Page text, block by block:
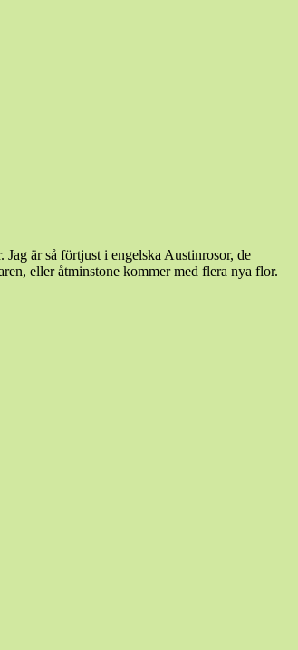
är så förtjust i engelska Austinrosor, de
eller åtminstone kommer med flera nya flor.